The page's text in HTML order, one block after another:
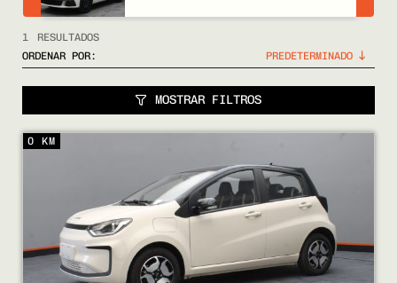
VENDÉ
FINANCIÁ
NOSOTROS
1
RESULTADOS
ORDENAR POR:
MOSTRAR FILTROS
0 KM